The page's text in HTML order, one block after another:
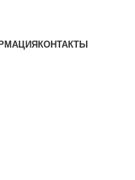
КОНТАКТЫ